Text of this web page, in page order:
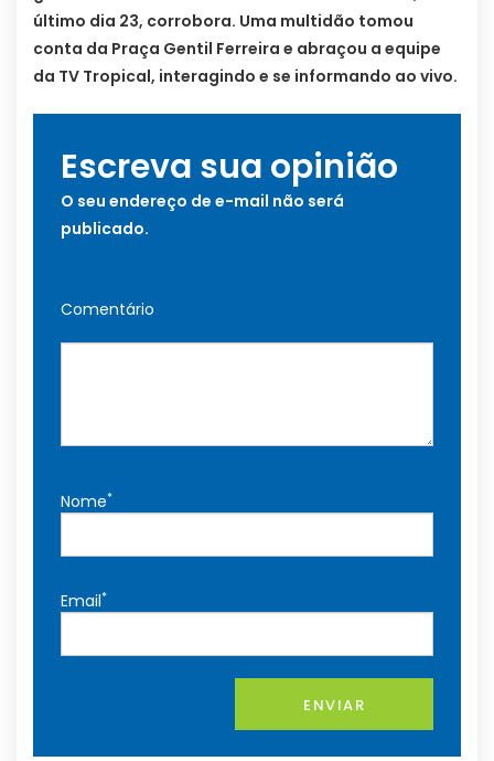
último dia 23, corrobora. Uma multidão tomou
conta da Praça Gentil Ferreira e abraçou a equipe
da TV Tropical, interagindo e se informando ao vivo.
Escreva sua opinião
O seu endereço de e-mail não será
publicado.
Comentário
Nome*
Email*
ENVIAR